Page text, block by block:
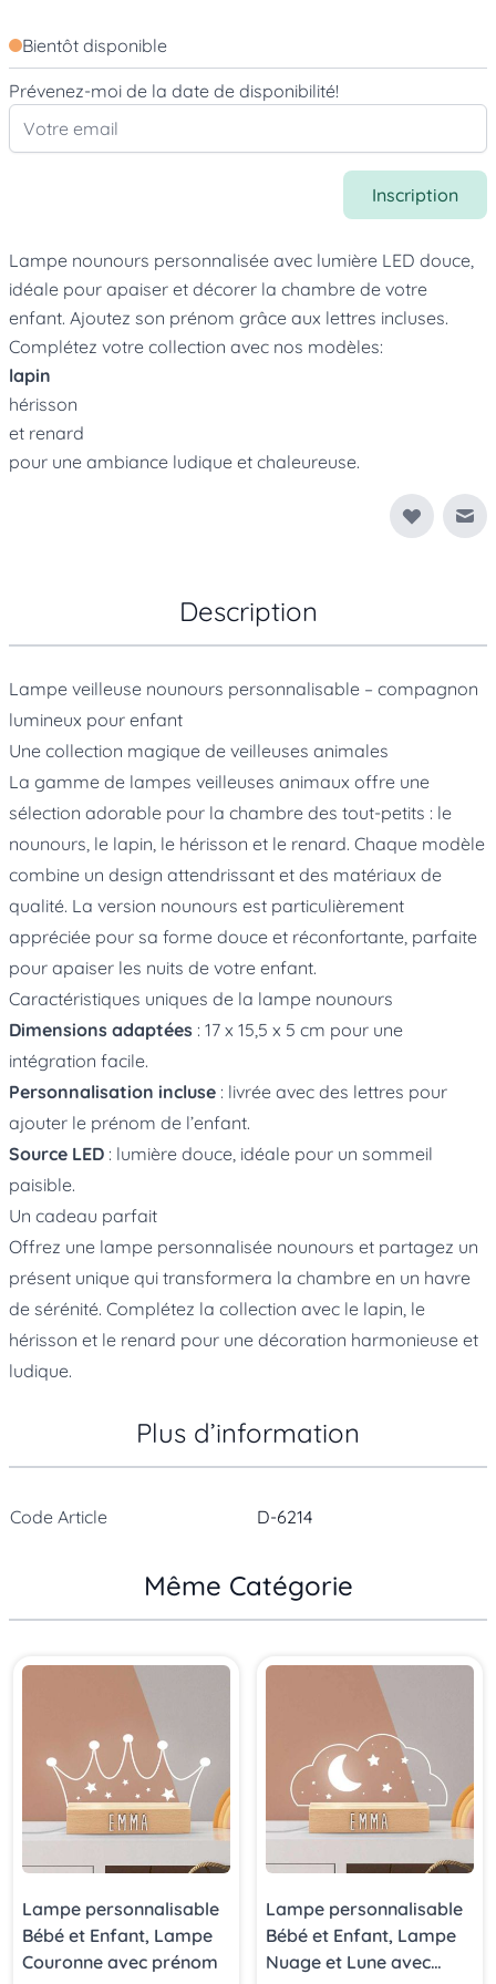
Bientôt disponible
Prévenez-moi de la date de disponibilité!
Inscription
Lampe nounours personnalisée avec lumière LED douce,
idéale pour apaiser et décorer la chambre de votre
enfant. Ajoutez son prénom grâce aux lettres incluses.
Complétez votre collection avec nos modèles:
lapin
hérisson
et renard
pour une ambiance ludique et chaleureuse.
Description
Lampe veilleuse nounours personnalisable – compagnon
lumineux pour enfant
Une collection magique de veilleuses animales
La gamme de lampes veilleuses animaux offre une
sélection adorable pour la chambre des tout-petits : le
nounours, le lapin, le hérisson et le renard. Chaque modèle
combine un design attendrissant et des matériaux de
qualité. La version nounours est particulièrement
appréciée pour sa forme douce et réconfortante, parfaite
pour apaiser les nuits de votre enfant.
Caractéristiques uniques de la lampe nounours
Dimensions adaptées : 17 x 15,5 x 5 cm pour une
intégration facile.
Personnalisation incluse : livrée avec des lettres pour
ajouter le prénom de l’enfant.
Source LED : lumière douce, idéale pour un sommeil
paisible.
Un cadeau parfait
Offrez une lampe personnalisée nounours et partagez un
présent unique qui transformera la chambre en un havre
de sérénité. Complétez la collection avec le lapin, le
hérisson et le renard pour une décoration harmonieuse et
ludique.
Plus d’information
Code Article D-6214
Même Catégorie
Lampe personnalisable
Bébé et Enfant, Lampe
Couronne avec prénom
Lampe personnalisable
Bébé et Enfant, Lampe
Nuage et Lune avec